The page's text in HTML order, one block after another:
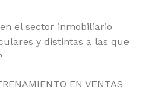
el sector inmobiliario
y distintas a las que
EN VENTAS